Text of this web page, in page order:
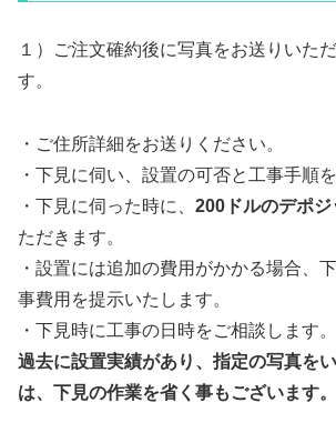
１）ご注文確約後に写真をお送りいた
す。
・ご住所詳細をお送りください。
・下見に伺い、設置の可否と工事手順
・下見に伺った時に、 200ドルのデポジ
ただきます。
・設置には追加の費用がかかる場合、
事費用を提示いたします。
・下見時に工事の日時をご相談します。
過去に設置実績があり、指定の写真を
は、下見の作業を省く事もございます。